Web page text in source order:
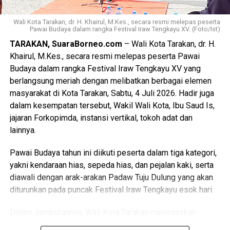
Wali Kota Tarakan, dr. H. Khairul, M.Kes., secara resmi melepas peserta
Pawai Budaya dalam rangka Festival Iraw Tengkayu XV. (Foto/Ist)
TARAKAN, SuaraBorneo.com – Wali Kota Tarakan, dr. H.
Khairul, M.Kes., secara resmi melepas peserta Pawai
Budaya dalam rangka Festival Iraw Tengkayu XV yang
berlangsung meriah dengan melibatkan berbagai elemen
masyarakat di Kota Tarakan, Sabtu, 4 Juli 2026. Hadir juga
dalam kesempatan tersebut, Wakil Wali Kota, Ibu Saud Is,
jajaran Forkopimda, instansi vertikal, tokoh adat dan
lainnya.
Pawai Budaya tahun ini diikuti peserta dalam tiga kategori,
yakni kendaraan hias, sepeda hias, dan pejalan kaki, serta
diawali dengan arak-arakan Padaw Tuju Dulung yang akan
diturunkan pada puncak Festival Iraw Tengkayu esok hari.
bahwa Pawai Budaya merupakan perwujudan persatuan